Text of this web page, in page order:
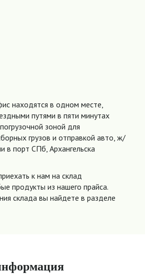
находятся в одном месте,
путями в пяти минутах
зоной для
грузов и отправкой авто, ж/
в порт СПб, Архангельска
к нам на склад
продукты из нашего прайса.
склада вы найдете в разделе